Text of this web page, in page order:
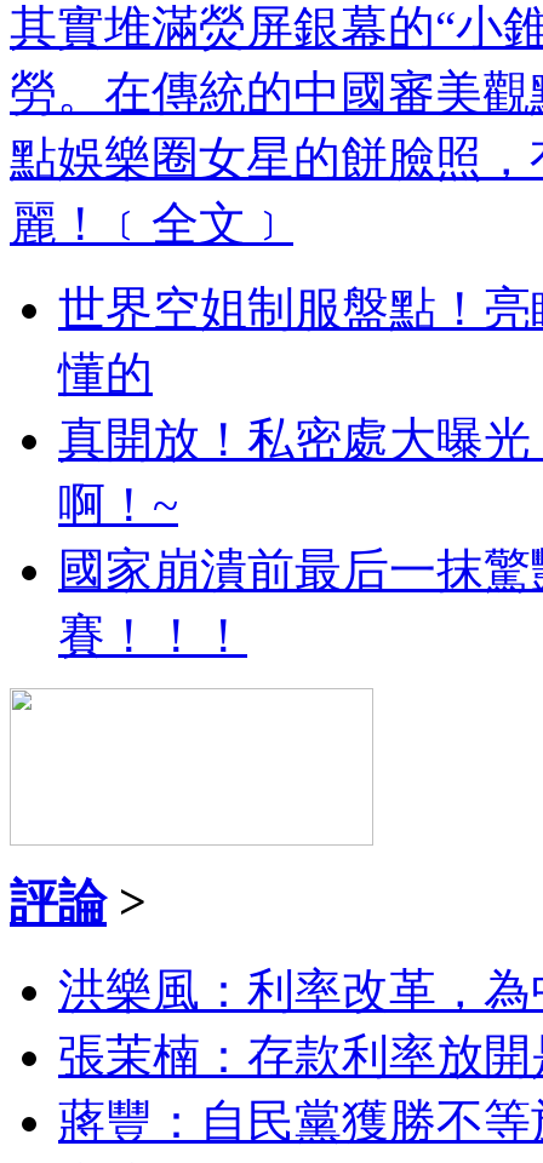
其實堆滿熒屏銀幕的“小
勞。在傳統的中國審美
點娛樂圈女星的餅臉照
麗！
﹝全文﹞
世界空姐制服盤點！
懂的
真開放！私密處大曝
啊！~
國家崩潰前最后一抹
賽！！！
評論>
洪樂風：利率改革，
張茉楠：存款利率放
蔣豐：自民黨獲勝不